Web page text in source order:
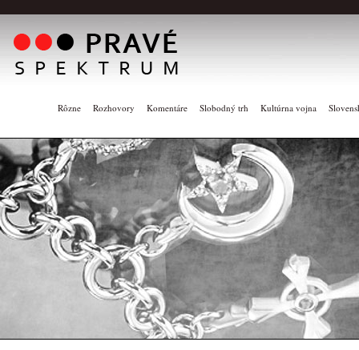
Rôzne Rozhovory Komentáre Slobodný trh Kultúrna vojna